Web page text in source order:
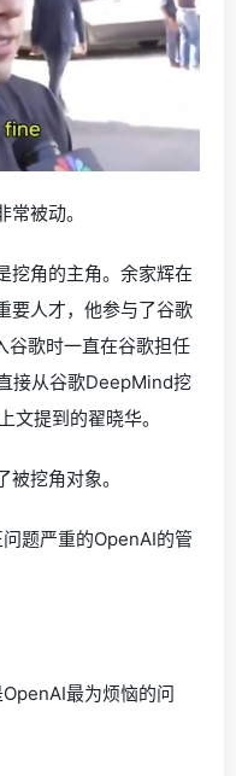
被动。
挖角的主角。余家辉在
要人才，他参与了谷歌
谷歌时一直在谷歌担任
接从谷歌DeepMind挖
文提到的翟晓华。
挖角对象。
题严重的OpenAI的管
最为烦恼的问